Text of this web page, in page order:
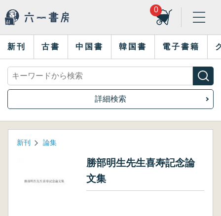
0
新刊 古書 中国書 韓国書 電子書籍
詳細検索
新刊 論集
勝部明生先生喜寿記念論
文集